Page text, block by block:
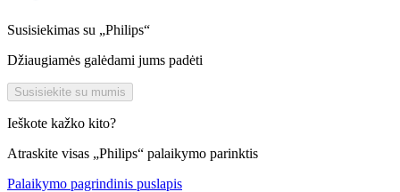
Susisiekimas su „Philips“
Džiaugiamės galėdami jums padėti
Susisiekite su mumis
Ieškote kažko kito?
Atraskite visas „Philips“ palaikymo parinktis
Palaikymo pagrindinis puslapis